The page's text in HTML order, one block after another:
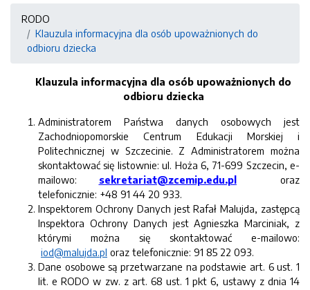
RODO
Klauzula informacyjna dla osób upoważnionych do
odbioru dziecka
Klauzula informacyjna dla osób upoważnionych do
odbioru dziecka
Administratorem Państwa danych osobowych jest
Zachodniopomorskie Centrum Edukacji Morskiej i
Politechnicznej w Szczecinie. Z Administratorem można
skontaktować się listownie: ul. Hoża 6, 71-699 Szczecin, e-
mailowo:
sekretariat@zcemip.edu.ploraz
telefonicznie: +48 91 44 20 933.
Inspektorem Ochrony Danych jest Rafał Malujda, zastępcą
Inspektora Ochrony Danych jest Agnieszka Marciniak, z
którymi można się skontaktować e-mailowo:
iod@malujda.pl oraz telefonicznie: 91 85 22 093.
Dane osobowe są przetwarzane na podstawie art. 6 ust. 1
lit. e RODO w zw. z art. 68 ust. 1 pkt 6, ustawy z dnia 14